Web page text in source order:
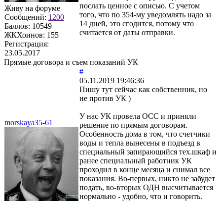
Живу на форуме
Сообщений: 1200
Баллов: 10549
ЖКХоинов: 155
Регистрация:
23.05.2017
послать ценное с описью. С учетом
того, что по 354-му уведомлять надо за
14 дней, это сгодится, потому что
считается от даты отправки.
Прямые договора и съем показаний УК
morskaya35-61
#
05.11.2019 19:46:36
Пишу тут сейчас как собственник, но
не против УК )
У нас УК провела ОСС и приняли
решение по прямым договорам.
Особенность дома в том, что счетчики
воды и тепла вынесены в подъезд в
специальный запирающийся тех.шкаф и
ранее специальный работник УК
проходил в конце месяца и снимал все
показания. Во-первых, никто не забудет
подать, во-вторых ОДН высчитывается
нормально - удобно, что и говорить.